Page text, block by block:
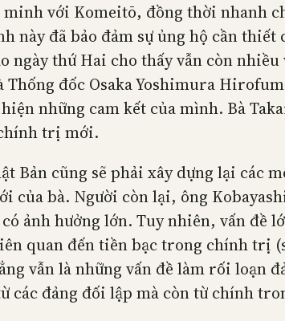
với Komeitō, đồng thời nhanh
này đã bảo đảm sự ủng hộ cần
ngày thứ Hai cho thấy vẫn còn
đốc Osaka Yoshimura
những cam kết của mình. Bà
trị mới.
Bản cũng sẽ phải xây dựng lại các
của bà. Người còn lại, ông
ảnh hưởng lớn. Tuy nhiên, vấn đề
quan đến tiền bạc trong chính trị
vẫn là những vấn đề làm rối loạn
đảng đối lập mà còn từ chính